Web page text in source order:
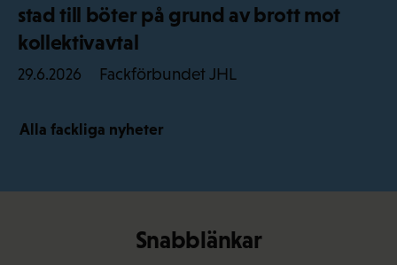
stad till böter på grund av brott mot
kollektivavtal
29.6.2026 Fackförbundet JHL
Alla fackliga nyheter
Snabblänkar